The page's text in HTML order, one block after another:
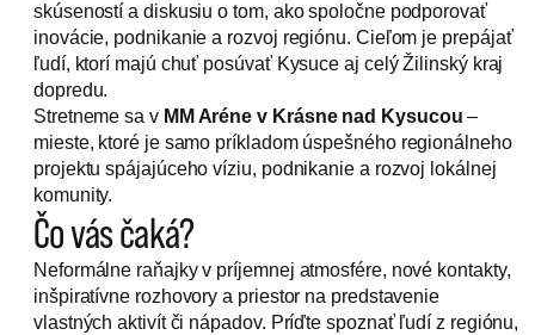
skúseností a diskusiu o tom, ako spoločne podporovať
inovácie, podnikanie a rozvoj regiónu. Cieľom je prepájať
ľudí, ktorí majú chuť posúvať Kysuce aj celý Žilinský kraj
dopredu.
Stretneme sa v MM Aréne v Krásne nad Kysucou –
mieste, ktoré je samo príkladom úspešného regionálneho
projektu spájajúceho víziu, podnikanie a rozvoj lokálnej
komunity.
Čo vás čaká?
Neformálne raňajky v príjemnej atmosfére, nové kontakty,
inšpiratívne rozhovory a priestor na predstavenie
vlastných aktivít či nápadov. Príďte spoznať ľudí z regiónu,